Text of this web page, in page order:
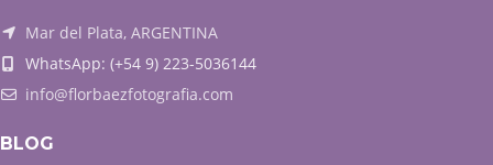
Mar del Plata, ARGENTINA
WhatsApp: (+54 9) 223-5036144
info@florbaezfotografia.com
BLOG